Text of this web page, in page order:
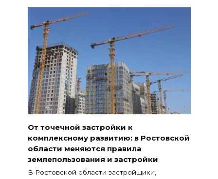
От точечной застройки к
комплексному развитию: в Ростовской
области меняются правила
землепользования и застройки
В Ростовской области застройщики,